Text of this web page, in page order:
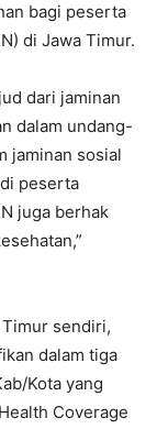
bagi peserta
di Jawa Timur.
dari jaminan
dalam undang-
jaminan sosial
peserta
juga berhak
sendiri,
dalam tiga
Kota yang
Coverage